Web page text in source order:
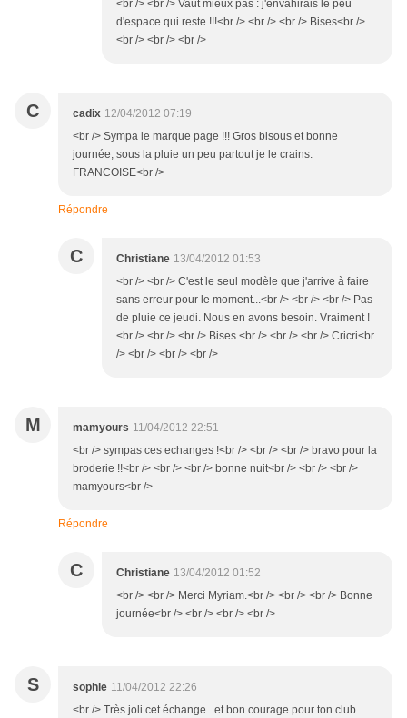
<br /> <br /> Vaut mieux pas : j'envahirais le peu
d'espace qui reste !!!<br /> <br /> <br /> Bises<br />
<br /> <br /> <br />
C cadix 12/04/2012 07:19
<br /> Sympa le marque page !!! Gros bisous et bonne
journée, sous la pluie un peu partout je le crains.
FRANCOISE<br />
Répondre
C Christiane 13/04/2012 01:53
<br /> <br /> C'est le seul modèle que j'arrive à faire
sans erreur pour le moment...<br /> <br /> <br /> Pas
de pluie ce jeudi. Nous en avons besoin. Vraiment !
<br /> <br /> <br /> Bises.<br /> <br /> <br /> Cricri<br
/> <br /> <br /> <br />
M mamyours 11/04/2012 22:51
<br /> sympas ces echanges !<br /> <br /> <br /> bravo pour la
broderie !!<br /> <br /> <br /> bonne nuit<br /> <br /> <br />
mamyours<br />
Répondre
C Christiane 13/04/2012 01:52
<br /> <br /> Merci Myriam.<br /> <br /> <br /> Bonne
journée<br /> <br /> <br /> <br />
S sophie 11/04/2012 22:26
<br /> Très joli cet échange.. et bon courage pour ton club.